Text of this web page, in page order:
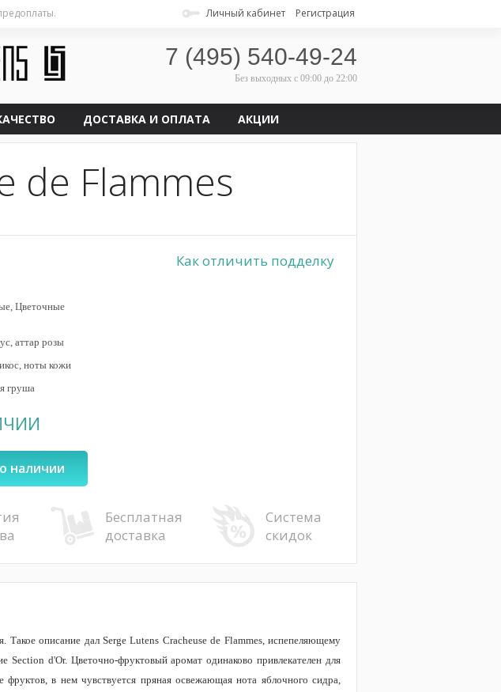
Личный кабинет Регистрация
7 (495) 540-49-24
Без выходных с 09:00 до 22:00
ДОСТАВКА И ОПЛАТА АКЦИИ
de Flammes
Как отличить подделку
Цветочные
аттар розы
ноты кожи
груша
наличии
Бесплатная
доставка
Система
скидок
описание дал Serge Lutens Cracheuse de Flammes, испепеляющему
d'Or. Цветочно-фруктовый аромат одинаково привлекателен для
в нем чувствуется пряная освежающая нота яблочного сидра,